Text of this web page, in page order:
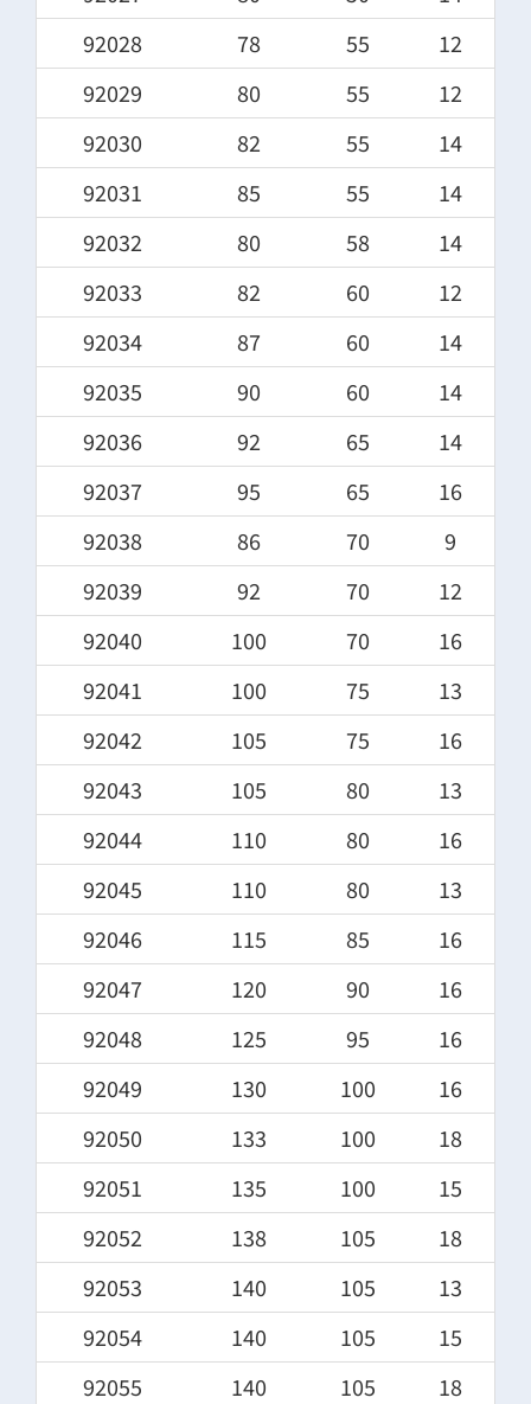
92028
78 55
12
92029
80 55
12
92030
82 55
14
92031
85 55
14
92032
80 58
14
92033
82 60
12
92034
87 60
14
92035
90 60
14
92036
92 65
14
92037
95 65
16
92038
86 70
9
92039
92 70
12
92040
100 70
16
92041
100 75
13
92042
105 75
16
92043
105 80
13
92044
110 80
16
92045
110 80
13
92046
115 85
16
92047
120 90
16
92048
125 95
16
92049
130 100
16
92050
133 100
18
92051
135 100
15
92052
138 105
18
92053
140 105
13
92054
140 105
15
92055
140 105
18